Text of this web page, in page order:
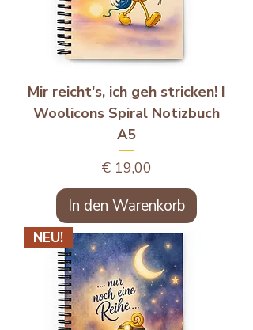
Mir reicht's, ich geh stricken! I
Woolicons Spiral Notizbuch
A5
Preis
€ 19,00
In den Warenkorb
NEU!